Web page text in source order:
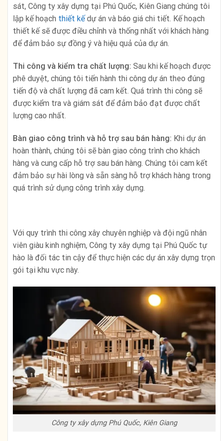
sát, Công ty xây dựng tại Phú Quốc, Kiên Giang chúng tôi
lập kế hoạch thiết kếdự án và báo giá chi tiết. Kế hoạch
thiết kế sẽ được điều chỉnh và thống nhất với khách hàng
để đảm bảo sự đồng ý và hiệu quả của dự án.
Thi công và kiểm tra chất lượng: Sau khi kế hoạch được
phê duyệt, chúng tôi tiến hành thi công dự án theo đúng
tiến độ và chất lượng đã cam kết. Quá trình thi công sẽ
được kiểm tra và giám sát để đảm bảo đạt được chất
lượng cao nhất.
Bàn giao công trình và hỗ trợ sau bán hàng: Khi dự án
hoàn thành, chúng tôi sẽ bàn giao công trình cho khách
hàng và cung cấp hỗ trợ sau bán hàng. Chúng tôi cam kết
đảm bảo sự hài lòng và sẵn sàng hỗ trợ khách hàng trong
quá trình sử dụng công trình xây dựng.
Với quy trình thi công xây chuyên nghiệp và đội ngũ nhân
viên giàu kinh nghiệm, Công ty xây dựng tại Phú Quốc tự
hào là đối tác tin cậy để thực hiện các dự án xây dựng trọn
gói tại khu vực này.
Công ty xây dựng Phú Quốc, Kiên Giang